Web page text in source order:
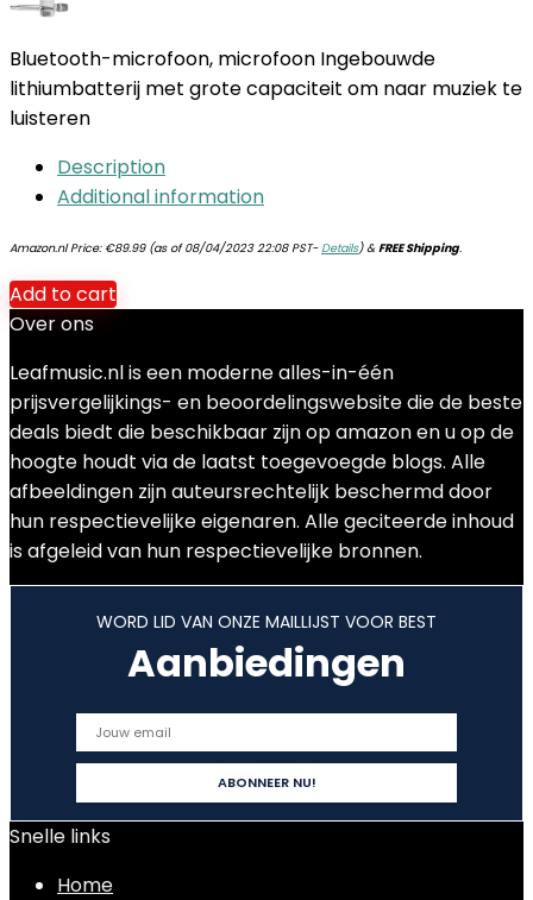
Bluetooth-microfoon, microfoon Ingebouwde
lithiumbatterij met grote capaciteit om naar muziek te
luisteren
Description
Additional information
Amazon.nl Price: €89.99(as of 08/04/2023 22:08 PST-Details)&FREE Shipping.
Add to cart
Over ons
Leafmusic.nl is een moderne alles-in-één
prijsvergelijkings- en beoordelingswebsite die de beste
deals biedt die beschikbaar zijn op amazon en u op de
hoogte houdt via de laatst toegevoegde blogs. Alle
afbeeldingen zijn auteursrechtelijk beschermd door
hun respectievelijke eigenaren. Alle geciteerde inhoud
is afgeleid van hun respectievelijke bronnen.
WORD LID VAN ONZE MAILLIJST VOOR BEST
Aanbiedingen
Snelle links
Home